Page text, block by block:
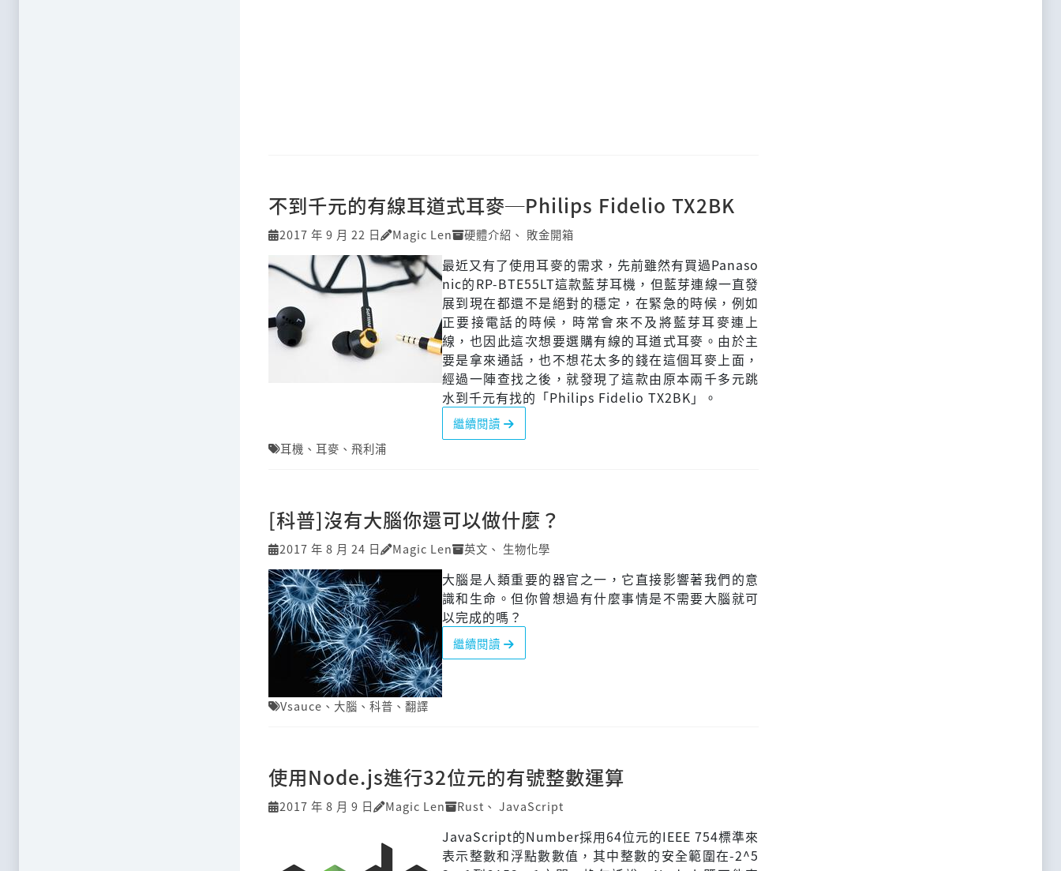
不到千元的有線耳道式耳麥─Philips Fidelio TX2BK
2017 年 9 月 22 日 Magic Len 硬體介紹 、 敗金開箱
最近又有了使用耳麥的需求，先前雖然有買過Panaso
nic的RP-BTE55LT這款藍芽耳機，但藍芽連線一直發
展到現在都還不是絕對的穩定，在緊急的時候，例如
正要接電話的時候，時常會來不及將藍芽耳麥連上
線，也因此這次想要選購有線的耳道式耳麥。由於主
要是拿來通話，也不想花太多的錢在這個耳麥上面，
經過一陣查找之後，就發現了這款由原本兩千多元跳
水到千元有找的「Philips Fidelio TX2BK」。
繼續閱讀
耳機 、 耳麥 、 飛利浦
[科普]沒有大腦你還可以做什麼？
2017 年 8 月 24 日 Magic Len 英文 、 生物化學
大腦是人類重要的器官之一，它直接影響著我們的意
識和生命。但你曾想過有什麼事情是不需要大腦就可
以完成的嗎？
繼續閱讀
Vsauce 、 大腦 、 科普 、 翻譯
使用Node.js進行32位元的有號整數運算
2017 年 8 月 9 日 Magic Len Rust 、 JavaScript
JavaScript的Number採用64位元的IEEE 754標準來
表示整數和浮點數數值，其中整數的安全範圍在-2^5